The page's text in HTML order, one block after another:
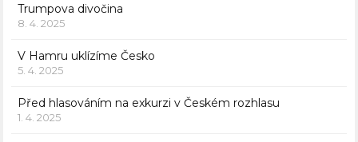
Trumpova divočina
8. 4. 2025
V Hamru uklízíme Česko
5. 4. 2025
Před hlasováním na exkurzi v Českém rozhlasu
1. 4. 2025